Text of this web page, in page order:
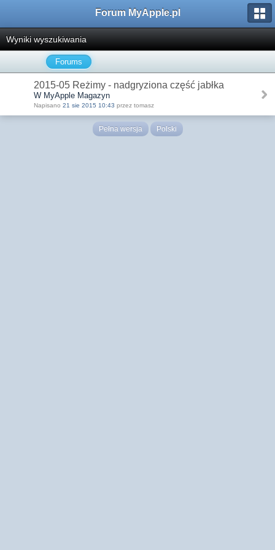
Forum MyApple.pl
Wyniki wyszukiwania
Forums
2015-05 Reżimy - nadgryziona część jabłka
W MyApple Magazyn
Napisano 21 sie 2015 10:43 przez tomasz
Pełna wersja Polski